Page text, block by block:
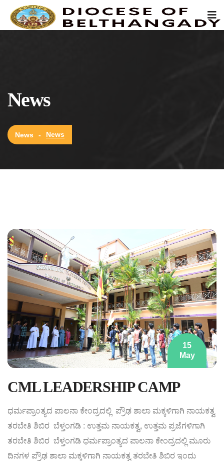
News
News - News
15
May
CML LEADERSHIP CAMP
ಧರ್ಮಪ್ರಾಂತ್ಯದ ಪಾಲನಾ ಕೇಂದ್ರದಲ್ಲಿ ಪ್ರೌಢ ಶಾಲಾ ಮಕ್ಕಳಿಗಾಗಿ ನಾಯಕತ್ವ
ತರಬೇತಿ ಶಿಬಿರ ಬೆಳ್ತಂಗಡಿ : ಉತ್ತಮ ನಾಯಕತ್ವ, ಉತ್ತಮ ಪ್ರಜೆಗಳಿಗಾಗಿ
ತರಬೇತಿ ಶಿಬಿರ ಬೆಳ್ತಂಗಡಿ ಧರ್ಮಪ್ರಾಂತ್ಯದ ಪಾಲನಾ ಕೇಂದ್ರದಲ್ಲಿ ಮೂರು
ದಿನಗಳ ಪ್ರೌಢ ಶಾಲಾ ಮಕ್ಕಳಿಗಾಗಿ ನಾಯಕತ್ವ ತರಬೇತಿ ಶಿಬಿರ ಇಂದು